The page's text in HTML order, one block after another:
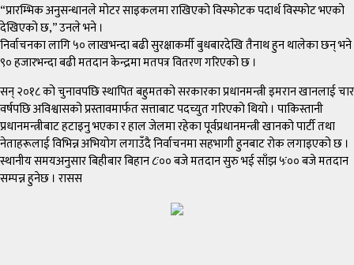
“प्रारम्भिक अनुसन्धानले मोटर साइकलमा राखिएको विस्फोटक पदार्थ विस्फोट भएको
देखिएको छ,” उनले भने ।
निर्वाचनका लागि ५० लाखभन्दा बढी सुरक्षाकर्मी बुधबारदेखि तैनाथ हुन थालेका छन् भने
९० हजारभन्दा बढी मतदान केन्द्रमा मतपत्र वितरण गरिएको छ ।
सन् २०१८ को चुनावपछि स्थापित बहुमतको सरकारका प्रधानमन्त्री इमरान खानलाई चार
वर्षपछि अविश्वासको प्रस्तावमार्फत सत्ताबाट पदच्युत गरिएको थियो । पाकिस्तानी
प्रधानमन्त्रीबाट हटाइनु भएका र हाल जेलमा रहेका पूर्वप्रधानमन्त्री खानको पार्टी तथा
नेताहरूलाई विभिन्न अभियोग लगाउँदै निर्वाचनमा सहभागी हुनबाट रोक लगाइएको छ ।
स्थानीय समयअनुसार बिहीबार बिहान ८ः०० बजे मतदान सुरु भई साँझ ५ः०० बजे मतदान
सम्पन्न हुनेछ । रासस